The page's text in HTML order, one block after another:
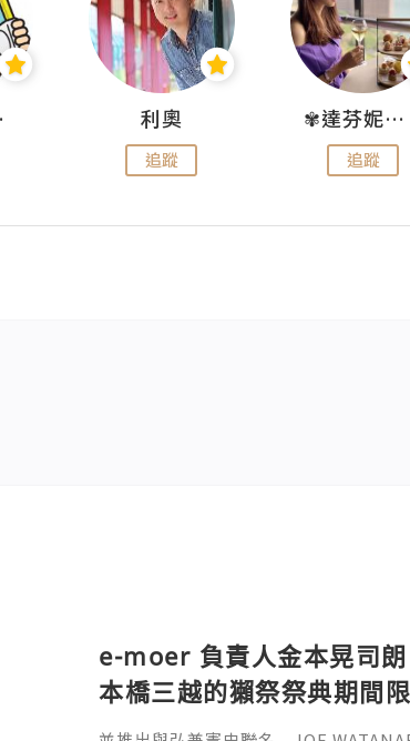
台 利奧
追蹤
✾達芬妮•愛孩子•愛生活✾
追蹤
e-moer 負責人金本晃司朗
本橋三越的獺祭祭典期間
金属的東京銀器工匠一同